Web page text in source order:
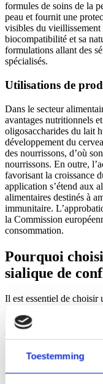
Toestemming
formules de soins de la
peau et fournit une
visibles du vieillissement
biocompatibilité et sa
formulations allant des
spécialisés.
Utilisations de
Dans le secteur
avantages nutritionnels
oligosaccharides du lait
développement du
des nourrissons, d’où
nourrissons. En outre,
favorisant la croissance
application s’étend aux
alimentaires destinés à
immunitaire.
la Commission
consommation.
Pourquoi
sialique de
Il est essentiel de choisir
garantir une qualité et
normes industrielles. Les
systèmes de gestion de
production de pointe qui
produits. L’acide
réputés répond aux
pharmaceutiques,